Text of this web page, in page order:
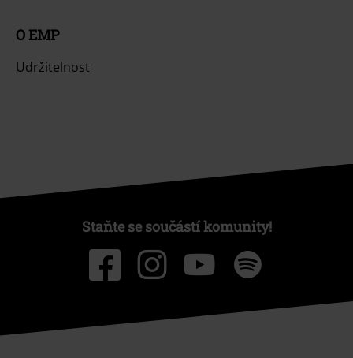
O EMP
Udržitelnost
Staňte se součástí komunity!